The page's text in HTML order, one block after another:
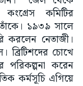
কমিটির
১৯৩৯ সালে
করলেন নেতাজী।
ব্রিটিশদের চোখে
পরিকল্পনা করেন
কর্মসূচি এগিয়ে